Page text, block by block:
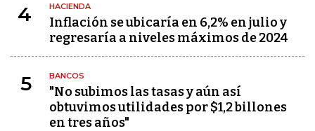
4 HACIENDA
Inflación se ubicaría en 6,2% en julio y
regresaría a niveles máximos de 2024
5 BANCOS
"No subimos las tasas y aún así
obtuvimos utilidades por $1,2 billones
en tres años"